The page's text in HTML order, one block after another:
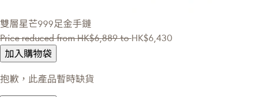
雙層星芒999足金手鏈
Price reduced fromHK$6,889 toHK$6,430
加入購物袋
抱歉，此產品暫時缺貨